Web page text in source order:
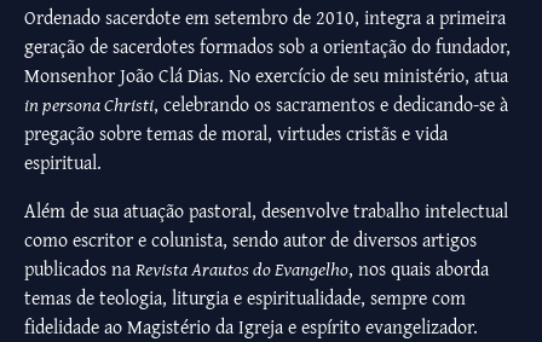
Ordenado sacerdote em setembro de 2010, integra a primeira
geração de sacerdotes formados sob a orientação do fundador,
Monsenhor João Clá Dias. No exercício de seu ministério, atua
in persona Christi, celebrando os sacramentos e dedicando-se à
pregação sobre temas de moral, virtudes cristãs e vida
espiritual.
Além de sua atuação pastoral, desenvolve trabalho intelectual
como escritor e colunista, sendo autor de diversos artigos
publicados naRevista Arautos do Evangelho, nos quais aborda
temas de teologia, liturgia e espiritualidade, sempre com
fidelidade ao Magistério da Igreja e espírito evangelizador.